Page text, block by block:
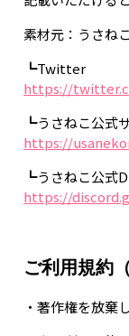
素材元：うさね
┗Twitter
https://
┗うさねこ公式
https://
┗うさねこ公式
https://
ご利用規約
・著作権を放棄